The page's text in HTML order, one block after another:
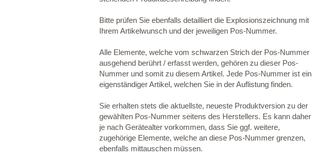
Bitte prüfen Sie ebenfalls detailliert die Explosionszeichnung mit
Ihrem Artikelwunsch und der jeweiligen Pos-Nummer.
Alle Elemente, welche vom schwarzen Strich der Pos-Nummer
ausgehend berührt / erfasst werden, gehören zu dieser Pos-
Nummer und somit zu diesem Artikel. Jede Pos-Nummer ist ein
eigenständiger Artikel, welchen Sie in der Auflistung finden.
Sie erhalten stets die aktuellste, neueste Produktversion zu der
gewählten Pos-Nummer seitens des Herstellers. Es kann daher
je nach Gerätealter vorkommen, dass Sie ggf. weitere,
zugehörige Elemente, welche an diese Pos-Nummer grenzen,
ebenfalls mittauschen müssen.